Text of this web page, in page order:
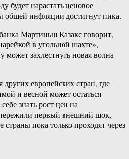
будет нарастать ценовое
общей инфляции достигнут пика.
Мартиньш Казакс говорит,
в угольной шахте»,
захлестнуть новая волна
европейских стран, где
и весной может остаться
знать рост цен на
первый внешний шок, –
страны пока только проходят через